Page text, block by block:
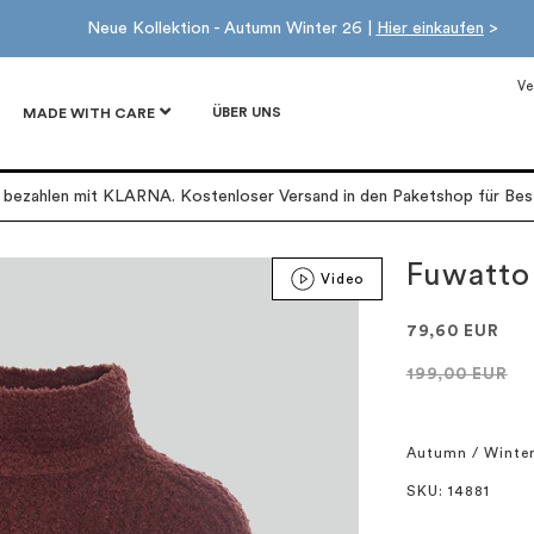
Neue Kollektion - Autumn Winter 26 | Hier einkaufen >
MADE WITH CARE ÜBER UNS
mit KLARNA. Kostenloser Versand in den Paketshop für
Video
79,60 EUR
199,00 EUR
Autumn /
SKU : 14881